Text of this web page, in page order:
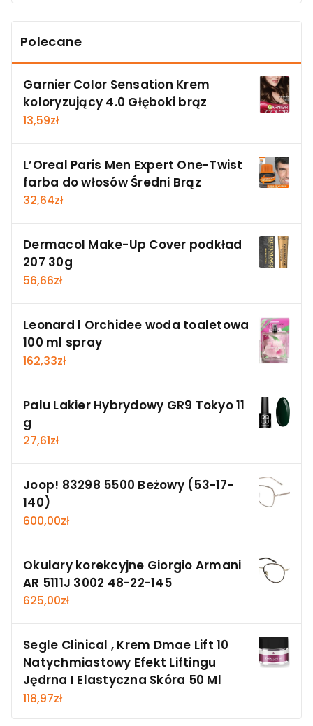
Polecane
Garnier Color Sensation Krem
koloryzujący 4.0 Głęboki brąz
13,59zł
L’Oreal Paris Men Expert One-Twist
farba do włosów Średni Brąz
32,64zł
Dermacol Make-Up Cover podkład
207 30g
56,66zł
Leonard l Orchidee woda toaletowa
100 ml spray
162,33zł
Palu Lakier Hybrydowy GR9 Tokyo 11
g
27,61zł
Joop! 83298 5500 Beżowy (53-17-
140)
600,00zł
Okulary korekcyjne Giorgio Armani
AR 5111J 3002 48-22-145
625,00zł
Segle Clinical , Krem Dmae Lift 10
Natychmiastowy Efekt Liftingu
Jędrna I Elastyczna Skóra 50 Ml
118,97zł